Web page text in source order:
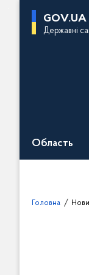
GOV.UA
Державні
Область
Головна